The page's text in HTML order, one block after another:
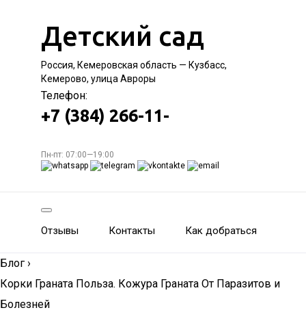
Детский сад
Россия, Кемеровская область — Кузбасс,
Кемерово, улица Авроры
Телефон:
+7 (384) 266-11-
Пн-пт: 07:00—19:00
Отзывы Контакты Как добраться
Блог ›
Корки Граната Польза. Кожура Граната От Паразитов и
Болезней